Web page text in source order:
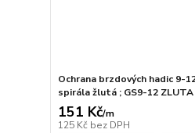
Ochrana brzdových hadic 9-
spirála žlutá ; GS9-12 ZLUTA
151 Kč/m
125 Kč bez DPH